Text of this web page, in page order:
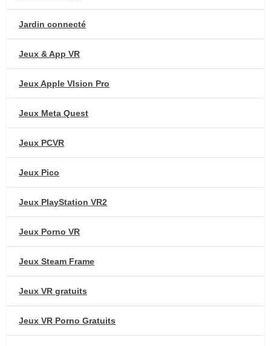
Jardin connecté
Jeux & App VR
Jeux Apple VIsion Pro
Jeux Meta Quest
Jeux PCVR
Jeux Pico
Jeux PlayStation VR2
Jeux Porno VR
Jeux Steam Frame
Jeux VR gratuits
Jeux VR Porno Gratuits